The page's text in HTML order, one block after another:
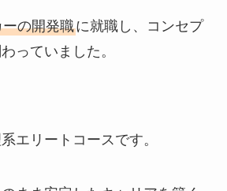
の開発職に就職し、コンセプ
っていました。
エリートコースです。